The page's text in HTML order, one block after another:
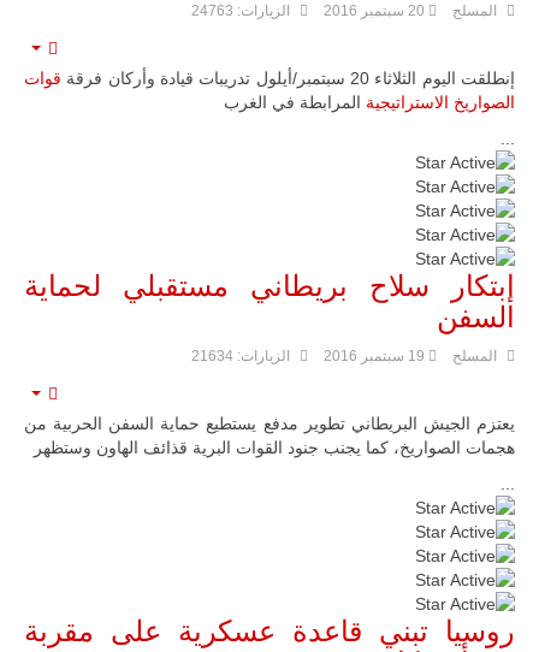
تقوده الولايات
أطراف ليبية
منقسمة منذ…
المسلح 20 سبتمبر 2016 الزيارات: 24763
إنطلقت اليوم الثلاثاء 20 سبتمبر/أيلول تدريبات قيادة وأركان فرقة
قوات
الصواريخ الاستراتيجية المرابطة في الغرب
تقييم
المستخدم:5
/
إبتكار سلاح بريطاني مستقبلي لحماية
السفن
المسلح 19 سبتمبر 2016 الزيارات: 21634
يعتزم الجيش البريطاني تطوير مدفع يستطيع حماية السفن الحربية من
هجمات الصواريخ، كما يجنب جنود القوات البرية قذائف الهاون وستظهر
تقييم
المستخدم:5
/
روسيا تبني قاعدة عسكرية على مقربة